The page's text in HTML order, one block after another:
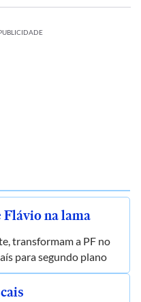
Flávio na lama
transformam a PF no
para segundo plano